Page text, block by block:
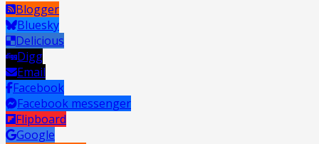
Blogger
Bluesky
Delicious
Digg
Email
Facebook
Facebook messenger
Flipboard
Google